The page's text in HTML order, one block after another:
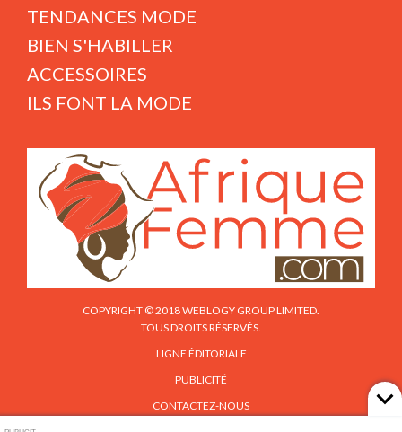
TENDANCES MODE
BIEN S'HABILLER
ACCESSOIRES
ILS FONT LA MODE
COPYRIGHT © 2018 WEBLOGY GROUP LIMITED.
TOUS DROITS RÉSERVÉS.
LIGNE ÉDITORIALE
PUBLICITÉ
CONTACTEZ-NOUS